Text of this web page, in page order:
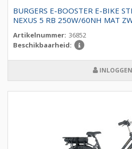
BURGERS E-BOOSTER E-BIKE
NEXUS 5 RB 250W/60NH MAT
Artikelnummer: 36852
Beschikbaarheid:
INLOGGEN